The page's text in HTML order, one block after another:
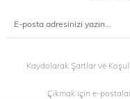
Kaydolarak Şartlar ve
Çıkmak için e-